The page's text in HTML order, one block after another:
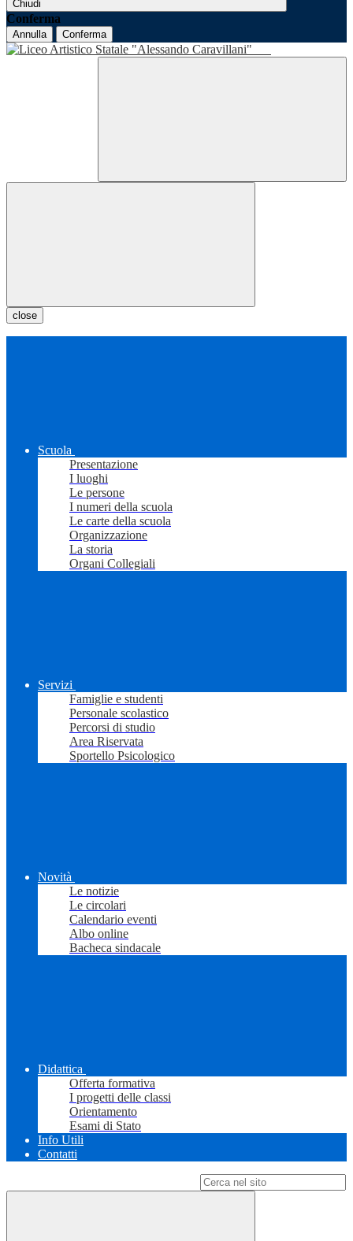
Chiudi
Conferma
Annulla Conferma
close
Scuola
Presentazione
I luoghi
Le persone
I numeri della scuola
Le carte della scuola
Organizzazione
La storia
Organi Collegiali
Servizi
Famiglie e studenti
Personale scolastico
Percorsi di studio
Area Riservata
Sportello Psicologico
Novità
Le notizie
Le circolari
Calendario eventi
Albo online
Bacheca sindacale
Didattica
Offerta formativa
I progetti delle classi
Orientamento
Esami di Stato
Info Utili
Contatti